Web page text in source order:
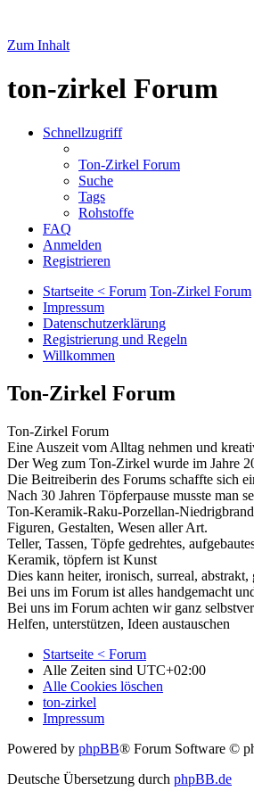
Zum Inhalt
ton-zirkel Forum
Schnellzugriff
Ton-Zirkel Forum
Suche
Tags
Rohstoffe
FAQ
Anmelden
Registrieren
Startseite < Forum Ton-Zirkel Forum
Impressum
Datenschutzerklärung
Registrierung und Regeln
Willkommen
Ton-Zirkel Forum
Ton-Zirkel Forum
Eine Auszeit vom Alltag nehmen und
Der Weg zum Ton-Zirkel wurde im Jahre
Die Beitreiberin des Forums schaffte sich
Nach 30 Jahren Töpferpause musste man
Ton-Keramik-Raku-Porzellan-
Figuren, Gestalten, Wesen aller Art.
Teller, Tassen, Töpfe gedrehtes,
Keramik, töpfern ist Kunst
Dies kann heiter, ironisch, surreal,
Bei uns im Forum ist alles handgemacht
Bei uns im Forum achten wir ganz
Helfen, unterstützen, Ideen austauschen
Startseite < Forum
Alle Zeiten sind UTC+02:00
Alle Cookies löschen
ton-zirkel
Impressum
Powered by phpBB® Forum Software ©
Deutsche Übersetzung durch phpBB.de